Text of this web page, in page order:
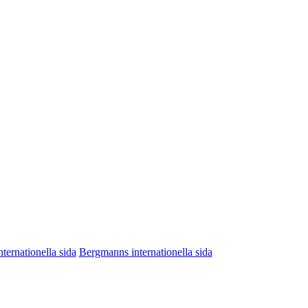
sida Bergmanns internationella sida